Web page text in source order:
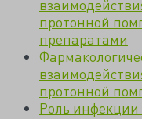
протонной
препаратами
протонной
Роль инфекции